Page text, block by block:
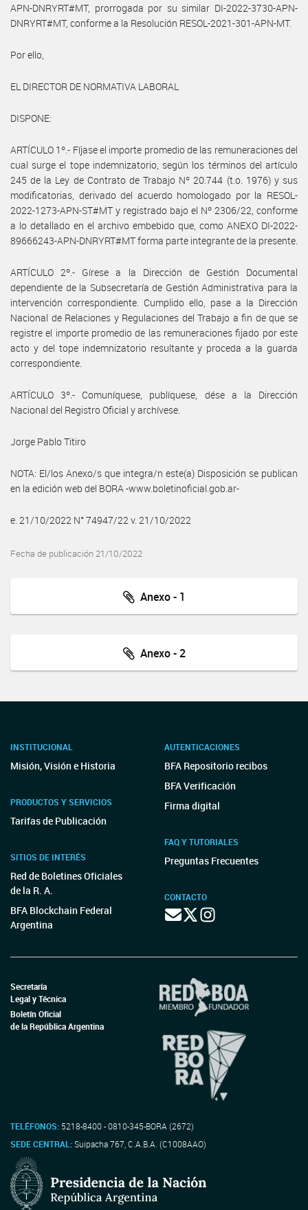
APN-DNRYRT#MT, prorrogada por su similar DI-2022-3730-APN-
DNRYRT#MT, conforme a la Resolución RESOL-2021-301-APN-MT.
Por ello,
EL DIRECTOR DE NORMATIVA LABORAL
DISPONE:
ARTÍCULO 1º.- Fíjase el importe promedio de las remuneraciones del
cual surge el tope indemnizatorio, según los términos del artículo
245 de la Ley de Contrato de Trabajo Nº 20.744 (t.o. 1976) y sus
modificatorias, derivado del acuerdo homologado por la RESOL-
2022-1273-APN-ST#MT y registrado bajo el Nº 2306/22, conforme
a lo detallado en el archivo embebido que, como ANEXO DI-2022-
89666243-APN-DNRYRT#MT forma parte integrante de la presente.
ARTÍCULO 2º.- Gírese a la Dirección de Gestión Documental
dependiente de la Subsecretaría de Gestión Administrativa para la
intervención correspondiente. Cumplido ello, pase a la Dirección
Nacional de Relaciones y Regulaciones del Trabajo a fin de que se
registre el importe promedio de las remuneraciones fijado por este
acto y del tope indemnizatorio resultante y proceda a la guarda
correspondiente.
ARTÍCULO 3º.- Comuníquese, publíquese, dése a la Dirección
Nacional del Registro Oficial y archívese.
Jorge Pablo Titiro
NOTA: El/los Anexo/s que integra/n este(a) Disposición se publican
en la edición web del BORA -www.boletinoficial.gob.ar-
e. 21/10/2022 N° 74947/22 v. 21/10/2022
Fecha de publicación 21/10/2022
Anexo - 1
Anexo - 2
INSTITUCIONAL
Misión, Visión e Historia
PRODUCTOS Y SERVICIOS
Tarifas de Publicación
SITIOS DE INTERÉS
Red de Boletines Oficiales
de la R. A.
BFA Blockchain Federal
Argentina
AUTENTICACIONES
BFA Repositorio recibos
BFA Verificación
Firma digital
FAQ Y TUTORIALES
Preguntas Frecuentes
CONTACTO
Secretaría
Legal y Técnica
Boletín Oficial
de la República Argentina
TELÉFONOS: 5218-8400 - 0810-345-BORA (2672)
SEDE CENTRAL:Suipacha 767, C.A.B.A. (C1008AAO)